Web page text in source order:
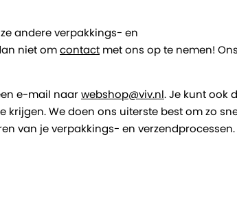
andere verpakkings- en
niet omcontact met ons op te nemen!
e-mail naarwebshop@viv.nl. Je kunt ook
We doen ons uiterste best om zo
van je verpakkings- en verzendprocessen.